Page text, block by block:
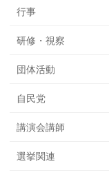
行事
研修・視察
団体活動
自民党
講演会講師
選挙関連